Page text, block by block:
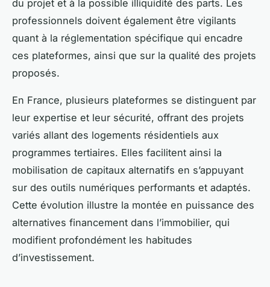
du projet et à la possible illiquidité des parts. Les
professionnels doivent également être vigilants
quant à la réglementation spécifique qui encadre
ces plateformes, ainsi que sur la qualité des projets
proposés.
En France, plusieurs plateformes se distinguent par
leur expertise et leur sécurité, offrant des projets
variés allant des logements résidentiels aux
programmes tertiaires. Elles facilitent ainsi la
mobilisation de capitaux alternatifs en s’appuyant
sur des outils numériques performants et adaptés.
Cette évolution illustre la montée en puissance des
alternatives financement dans l’immobilier, qui
modifient profondément les habitudes
d’investissement.